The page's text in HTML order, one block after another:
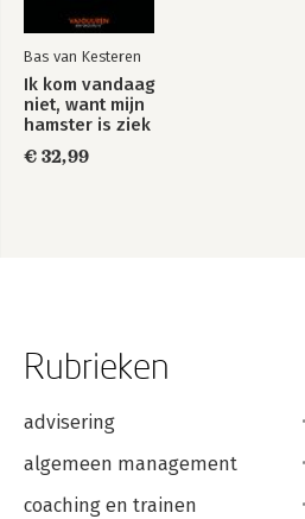
Bas van Kesteren
Ik kom vandaag
niet, want mijn
hamster is ziek
€ 32,99
Rubrieken
advisering
algemeen management
coaching en trainen